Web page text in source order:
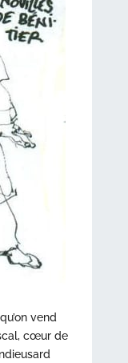
vend
cœur de